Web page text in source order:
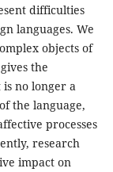
difficulties
languages. We
objects of
the
no longer a
the language,
processes
research
impact on